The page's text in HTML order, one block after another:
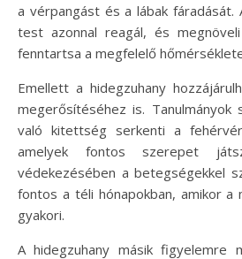
a vérpangást és a lábak fáradását.
test azonnal reagál, és
fenntartsa a megfelelő
Emellett a hidegzuhany
megerősítéséhez is. Tanulmányok
való kitettség serkenti a
amelyek fontos szerepet
védekezésében a betegségekkel
fontos a téli hónapokban, amikor a
gyakori.
A hidegzuhany másik figyelemre